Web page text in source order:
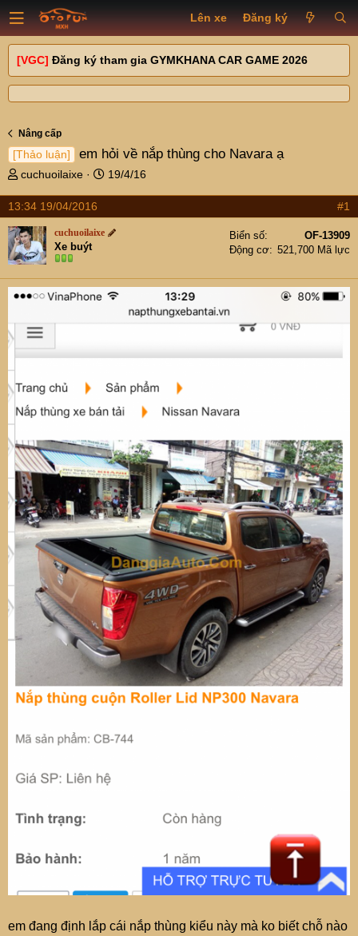
Lên xe Đăng ký
[VGC] Đăng ký tham gia GYMKHANA CAR GAME 2026
Nâng cấp
[Thảo luận] em hỏi về nắp thùng cho Navara ạ
T
r
e
a
d
s
t
a
r
cuchuoilaixe
N
y
g
19/4/16
13:34 19/04/2016 #1
cuchuoilaixe
Xe buýt
Biển số
OF-13909
Động cơ
521,700 Mã lực
em đang định lắp cái nắp thùng kiểu này mà ko biết chỗ nào